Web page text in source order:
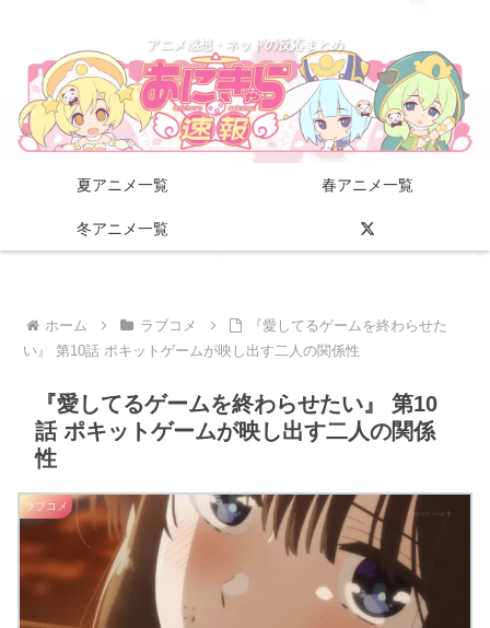
アニメ感想・ネットの反応まとめ
夏アニメ一覧 春アニメ一覧
冬アニメ一覧
ホーム ラブコメ
『愛してるゲームを終わらせた
い』 第10話 ポキットゲームが映し出す二人の関係性
『愛してるゲームを終わらせたい』 第10
話 ポキットゲームが映し出す二人の関係
性
ラブコメ